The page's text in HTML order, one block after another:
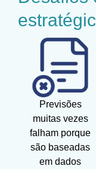
Previsões
muitas vezes
falham porque
são baseadas
em dados